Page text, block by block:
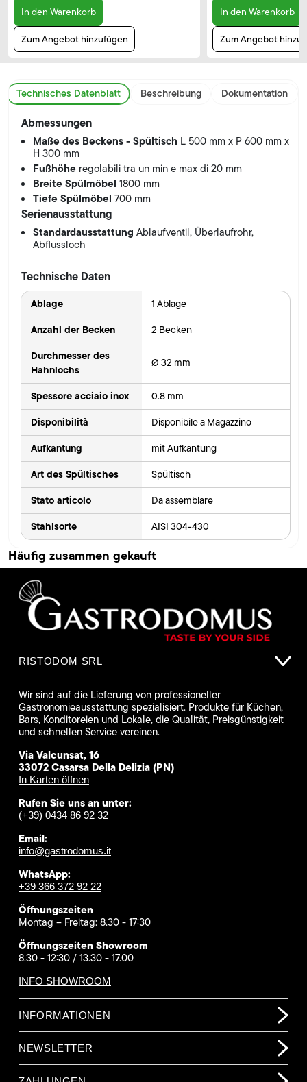
In den Warenkorb
Zum Angebot hinzufügen
In den Warenkorb
Zum Angebot
Technisches Datenblatt Beschreibung Dokumentation
Abmessungen
Maße des Beckens - Spültisch L 500 mm x P 600 mm x
H 300 mm
Fußhöhe regolabili tra un min e max di 20 mm
Breite Spülmöbel1800 mm
Tiefe Spülmöbel700 mm
Serienausstattung
StandardausstattungAblaufventil, Überlaufrohr,
Abflussloch
Technische Daten
Ablage 1 Ablage
Anzahl der Becken 2 Becken
Durchmesser des
Hahnlochs
Ø 32 mm
Spessore acciaio inox 0.8 mm
Disponibilità Disponibile a Magazzino
Aufkantung mit Aufkantung
Art des Spültisches Spültisch
Stato articolo Da assemblare
Stahlsorte AISI 304-430
Häufig zusammen gekauft
RISTODOM SRL
Wir sind auf die Lieferung von professioneller
Gastronomieausstattung spezialisiert. Produkte für Küchen,
Bars, Konditoreien und Lokale, die Qualität, Preisgünstigkeit
und schnellen Service vereinen.
Via Valcunsat, 16
33072 Casarsa Della Delizia (PN)
In Karten öffnen
Rufen Sie uns an unter:
(+39) 0434 86 92 32
Email:
info@gastrodomus.it
WhatsApp:
+39 366 372 92 22
Öffnungszeiten
Montag – Freitag: 8.30 - 17:30
Öffnungszeiten Showroom
8.30 - 12:30 / 13.30 - 17.00
INFO SHOWROOM
INFORMATIONEN
NEWSLETTER